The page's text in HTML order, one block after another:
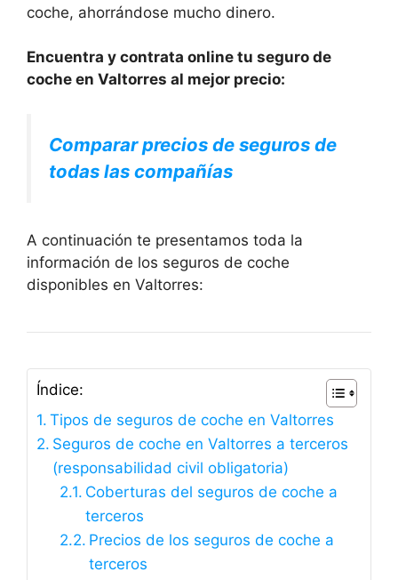
coche, ahorrándose mucho dinero.
Encuentra y contrata online tu seguro de
coche en Valtorres al mejor precio:
Comparar precios de seguros de
todas las compañías
A continuación te presentamos toda la
información de los seguros de coche
disponibles en Valtorres:
Índice:
Tipos de seguros de coche en Valtorres
Seguros de coche en Valtorres a terceros
(responsabilidad civil obligatoria)
Coberturas del seguros de coche a
terceros
Precios de los seguros de coche a
terceros